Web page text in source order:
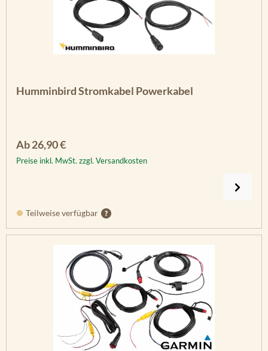
Humminbird Stromkabel Powerkabel
Regulärer Preis:
Ab26,90 €
Preise inkl. MwSt. zzgl. Versandkosten
Teilweise verfügbar